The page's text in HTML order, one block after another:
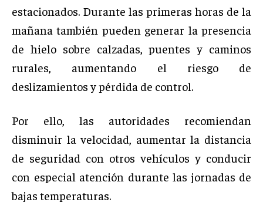
estacionados. Durante las primeras horas de la
mañana también pueden generar la presencia
de hielo sobre calzadas, puentes y caminos
rurales, aumentando el riesgo de
deslizamientos y pérdida de control.
Por ello, las autoridades recomiendan
disminuir la velocidad, aumentar la distancia
de seguridad con otros vehículos y conducir
con especial atención durante las jornadas de
bajas temperaturas.